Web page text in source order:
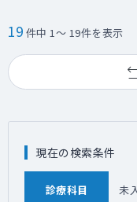
19 件中 1～ 19件を表示
現在の検索条件
診療科目 未